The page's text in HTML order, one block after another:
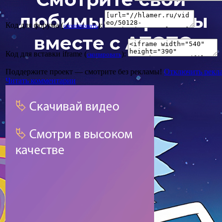
Код для форума (скопировать):
Код для вставки iframe (скопировать):
Поддержите проект — смотрите без рекламы! Отключить
Читать комментарии